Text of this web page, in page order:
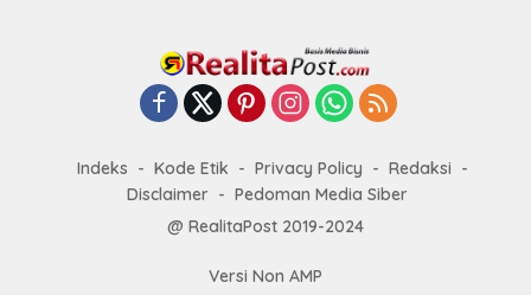
Indeks Kode Etik Privacy Policy
Redaksi
Disclaimer
Pedoman Media Siber
@ RealitaPost 2019-2024
Versi Non AMP